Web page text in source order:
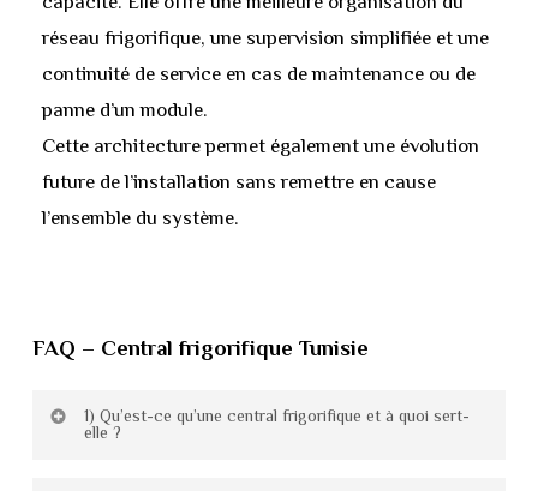
réseau frigorifique, une supervision simplifiée et une
continuité de service en cas de maintenance ou de
panne d’un module.
Cette architecture permet également une évolution
future de l’installation sans remettre en cause
l’ensemble du système.
FAQ – Central frigorifique Tunisie
1) Qu’est-ce qu’une central frigorifique et à quoi sert-
elle ?